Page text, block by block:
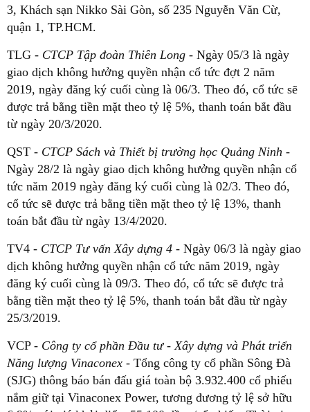
3, Khách sạn Nikko Sài Gòn, số 235 Nguyễn Văn Cừ,
quận 1, TP.HCM.
TLG - CTCP Tập đoàn Thiên Long - Ngày 05/3 là ngày
giao dịch không hưởng quyền nhận cổ tức đợt 2 năm
2019, ngày đăng ký cuối cùng là 06/3. Theo đó, cổ tức sẽ
được trả bằng tiền mặt theo tỷ lệ 5%, thanh toán bắt đầu
từ ngày 20/3/2020.
QST - CTCP Sách và Thiết bị trường học Quảng Ninh -
Ngày 28/2 là ngày giao dịch không hưởng quyền nhận cổ
tức năm 2019 ngày đăng ký cuối cùng là 02/3. Theo đó,
cổ tức sẽ được trả bằng tiền mặt theo tỷ lệ 13%, thanh
toán bắt đầu từ ngày 13/4/2020.
TV4 - CTCP Tư vấn Xây dựng 4 - Ngày 06/3 là ngày giao
dịch không hưởng quyền nhận cổ tức năm 2019, ngày
đăng ký cuối cùng là 09/3. Theo đó, cổ tức sẽ được trả
bằng tiền mặt theo tỷ lệ 5%, thanh toán bắt đầu từ ngày
25/3/2019.
VCP - Công ty cổ phần Đầu tư - Xây dựng và Phát triển
Năng lượng Vinaconex - Tổng công ty cổ phần Sông Đà
(SJG) thông báo bán đấu giá toàn bộ 3.932.400 cổ phiếu
nắm giữ tại Vinaconex Power, tương đương tỷ lệ sở hữu